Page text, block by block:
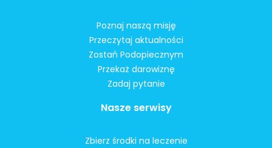
Poznaj naszą misję
Przeczytaj aktualności
Zostań Podopiecznym
Przekaż darowiznę
Zadaj pytanie
Nasze serwisy
Zbierz środki na leczenie